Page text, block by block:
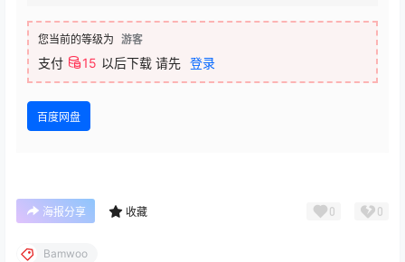
您当前的等级为 游客
支付 15 以后下载 请先 登录
百度网盘
海报分享 收藏 0 0
Bamwoo